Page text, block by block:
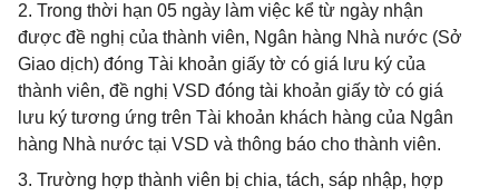
2. Trong thời hạn 05 ngày làm việc kể từ ngày nhận
được đề nghị của thành viên, Ngân hàng Nhà nước (Sở
Giao dịch) đóng Tài khoản giấy tờ có giá lưu ký của
thành viên, đề nghị VSD đóng tài khoản giấy tờ có giá
lưu ký tương ứng trên Tài khoản khách hàng của Ngân
hàng Nhà nước tại VSD và thông báo cho thành viên.
3. Trường hợp thành viên bị chia, tách, sáp nhập, hợp